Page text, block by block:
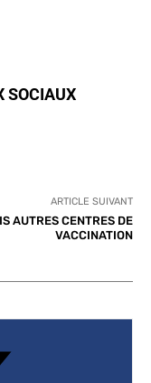
SOCIAUX
ARTICLE SUIVANT
AUTRES CENTRES DE
VACCINATION